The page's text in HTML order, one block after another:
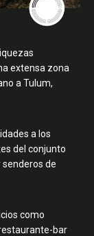
extensa zona
a Tulum,
a los
del conjunto
de
como
bar